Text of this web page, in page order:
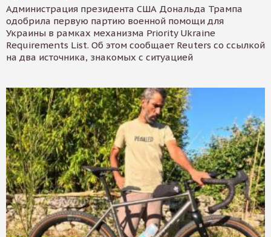
Администрация президента США Дональда Трампа
одобрила первую партию военной помощи для
Украины в рамках механизма Priority Ukraine
Requirements List. Об этом сообщает Reuters со ссылкой
на два источника, знакомых с ситуацией